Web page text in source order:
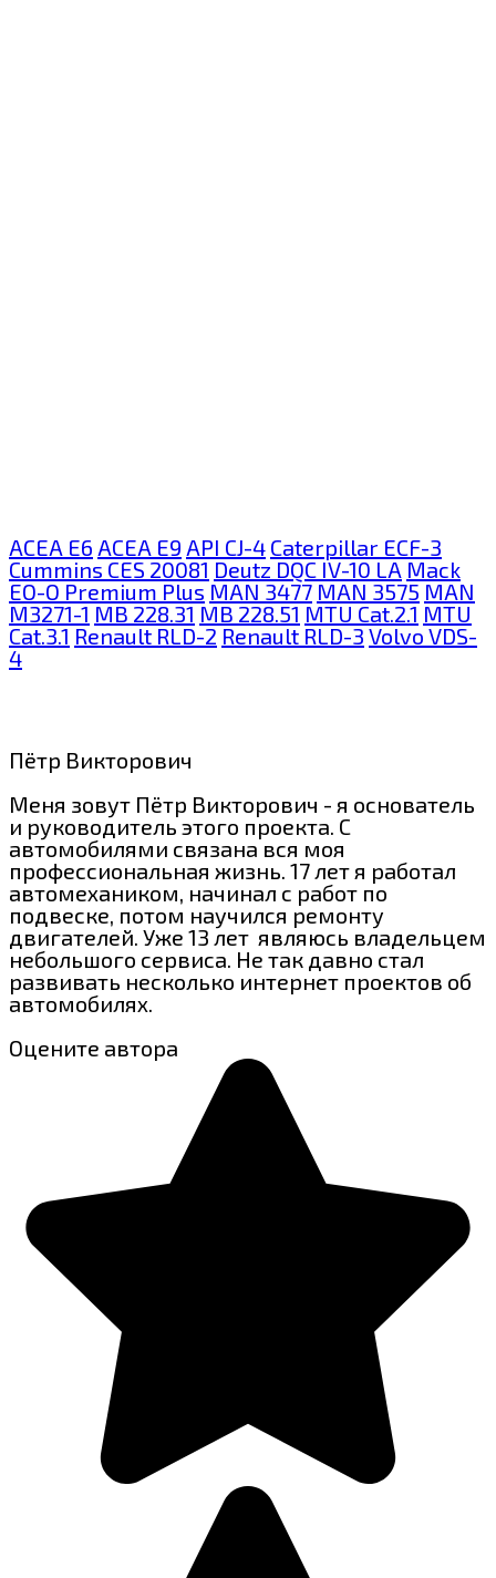
ACEA E6 ACEA E9 API CJ-4 Caterpillar ECF-3
Cummins CES 20081 Deutz DQC IV-10 LA Mack
EO-O Premium Plus MAN 3477 MAN 3575 MAN
M3271-1 MB 228.31 MB 228.51 MTU Cat.2.1 MTU
Cat.3.1 Renault RLD-2 Renault RLD-3 Volvo VDS-
4
Пётр Викторович
Меня зовут Пётр Викторович - я основатель
и руководитель этого проекта. С
автомобилями связана вся моя
профессиональная жизнь. 17 лет я работал
автомехаником, начинал с работ по
подвеске, потом научился ремонту
двигателей. Уже 13 лет являюсь владельцем
небольшого сервиса. Не так давно стал
развивать несколько интернет проектов об
автомобилях.
Оцените автора